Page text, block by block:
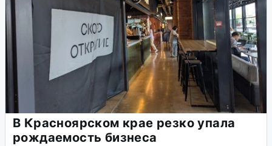
В Красноярском крае резко упала
рождаемость бизнеса